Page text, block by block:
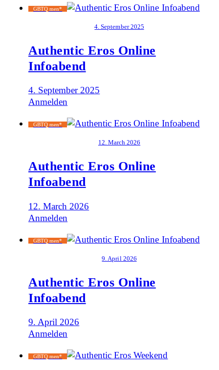
GBTQ men*
4. September 2025
Authentic Eros Online
Infoabend
4. September 2025
Anmelden
GBTQ men*
12. March 2026
Authentic Eros Online
Infoabend
12. March 2026
Anmelden
GBTQ men*
9. April 2026
Authentic Eros Online
Infoabend
9. April 2026
Anmelden
GBTQ men*